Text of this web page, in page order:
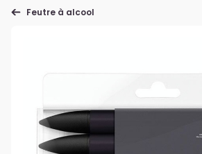
Feutre à alcool